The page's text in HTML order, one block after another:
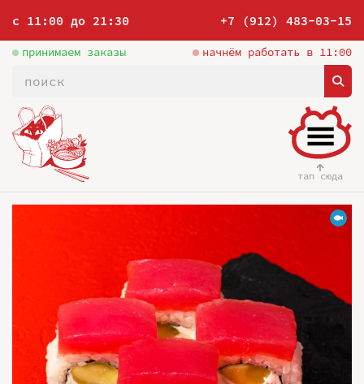
с 11:00 до 21:30 +7 (912) 483-03-15
принимаем заказы начнём работать в 11:00
тап сюда